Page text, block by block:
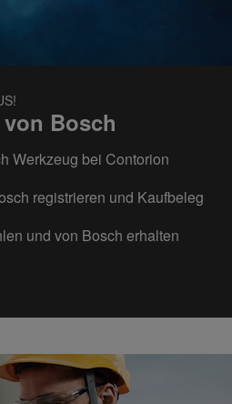
von Bosch
Werkzeug bei Contorion
registrieren und Kaufbeleg
und von Bosch erhalten